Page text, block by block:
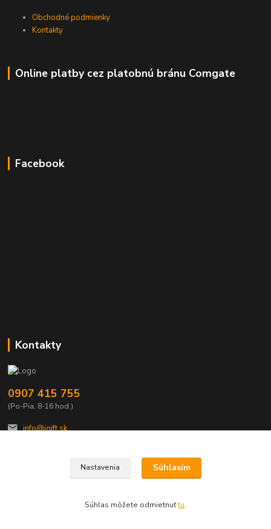
Obchodné podmienky
Kontakty
Online platby cez platobnú bránu Comgate
Facebook
Kontakty
0907 415 755
(Po-Pia, 8-16 hod.)
info@igift.sk
Nastavenia Súhlasím
Súhlas môžete odmietnuťtu.